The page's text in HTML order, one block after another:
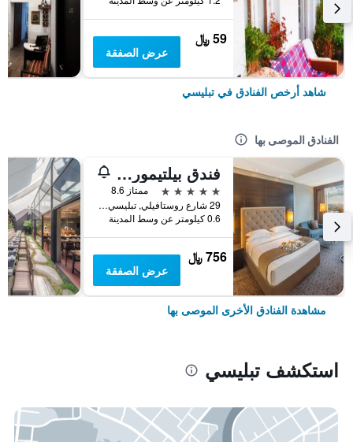
59 ﷼
عرض الصفقة
شاهد أرخص الفنادق في تبليسي
الفنادق الموصى بها
فندق بيلتيمور تبليسي
5 نجوم
ممتاز 8.6
29 شارع روستافيلي, تبليسي, جورجيا
0.6 كيلومتر عن وسط المدينة
756 ﷼
عرض الصفقة
مشاهدة الفنادق الأخرى الموصى بها
استكشف تبليسي